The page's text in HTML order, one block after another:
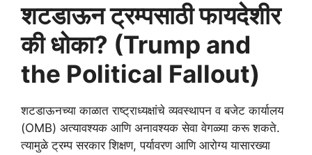
शटडाऊन ट्रम्पसाठी फायदेशीर
की धोका? (Trump and
the Political Fallout)
शटडाऊनच्या काळात राष्ट्राध्यक्षांचे व्यवस्थापन व बजेट कार्यालय
(OMB) अत्यावश्यक आणि अनावश्यक सेवा वेगळ्या करू शकते.
त्यामुळे ट्रम्प सरकार शिक्षण, पर्यावरण आणि आरोग्य यासारख्या